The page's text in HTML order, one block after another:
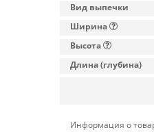
Вид выпечки
Ширина
Высота
Длина (глубина)
Информация о